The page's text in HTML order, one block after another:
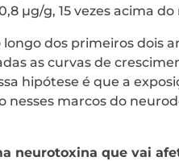
µg/g, 15 vezes acima do
longo dos primeiros dois
as curvas de
hipótese é que a
marcos do
neurotoxina que vai